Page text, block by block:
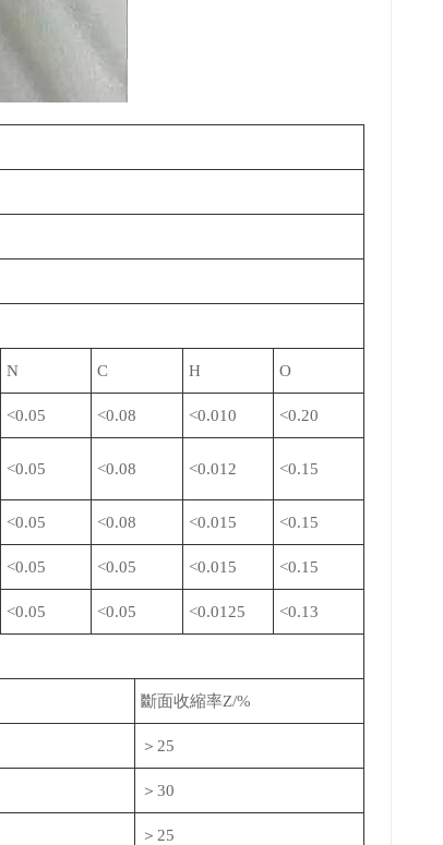
N C H O
<0.05 <0.08 <0.010 <0.20
<0.05 <0.08 <0.012 <0.15
<0.05 <0.08 <0.015 <0.15
<0.05 <0.05 <0.015 <0.15
<0.05 <0.05 <0.0125 <0.13
斷面收縮率Z/%
＞25
＞30
＞25